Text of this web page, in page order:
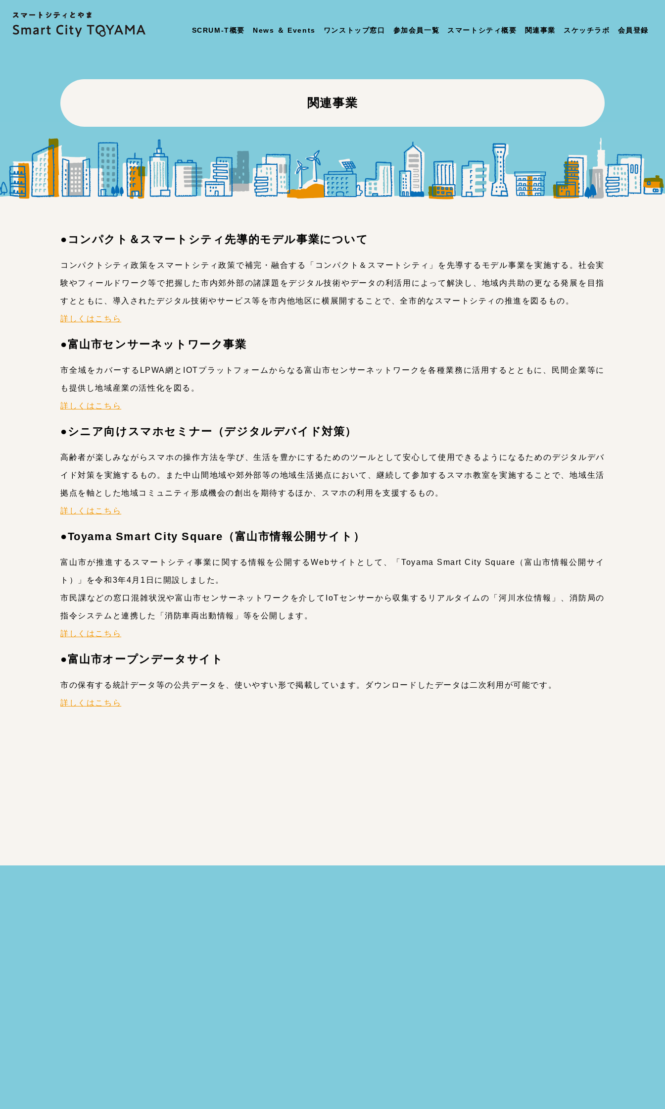
SCRUM-T概要 News ＆ Events ワンストップ窓口 参加会員一覧 スマートシティ概要 関連事業 スケッチラボ 会員登録
関連事業
●コンパクト＆スマートシティ先導的モデル事業について
コンパクトシティ政策をスマートシティ政策で補完・融合する「コンパクト＆スマートシティ」を先導するモデル事業を実施する。社会実
験やフィールドワーク等で把握した市内郊外部の諸課題をデジタル技術やデータの利活用によって解決し、地域内共助の更なる発展を目指
すとともに、導入されたデジタル技術やサービス等を市内他地区に横展開することで、全市的なスマートシティの推進を図るもの。
詳しくはこちら
●富山市センサーネットワーク事業
市全域をカバーするLPWA網とIOTプラットフォームからなる富山市センサーネットワークを各種業務に活用するとともに、民間企業等に
も提供し地域産業の活性化を図る。
詳しくはこちら
●シニア向けスマホセミナー（デジタルデバイド対策）
高齢者が楽しみながらスマホの操作方法を学び、生活を豊かにするためのツールとして安心して使用できるようになるためのデジタルデバ
イド対策を実施するもの。また中山間地域や郊外部等の地域生活拠点において、継続して参加するスマホ教室を実施することで、地域生活
拠点を軸とした地域コミュニティ形成機会の創出を期待するほか、スマホの利用を支援するもの。
詳しくはこちら
●Toyama Smart City Square（富山市情報公開サイト）
富山市が推進するスマートシティ事業に関する情報を公開するWebサイトとして、「Toyama Smart City Square（富山市情報公開サイ
ト）」を令和3年4月1日に開設しました。
市民課などの窓口混雑状況や富山市センサーネットワークを介してIoTセンサーから収集するリアルタイムの「河川水位情報」、消防局の
指令システムと連携した「消防車両出動情報」等を公開します。
詳しくはこちら
●富山市オープンデータサイト
市の保有する統計データ等の公共データを、使いやすい形で掲載しています。ダウンロードしたデータは二次利用が可能です。
詳しくはこちら